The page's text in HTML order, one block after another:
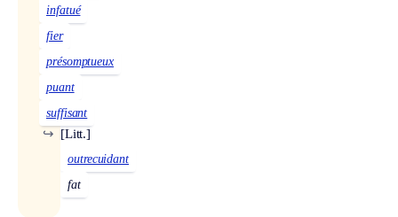
infatué
fier
présomptueux
puant
suffisant
[Litt.]
↪
outrecuidant
fat